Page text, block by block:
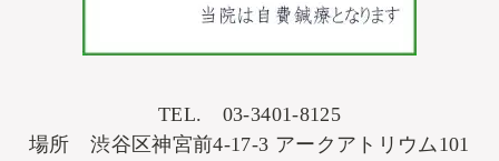
TEL. 03-3401-8125
場所 渋谷区神宮前4-17-3 アークアトリウム101